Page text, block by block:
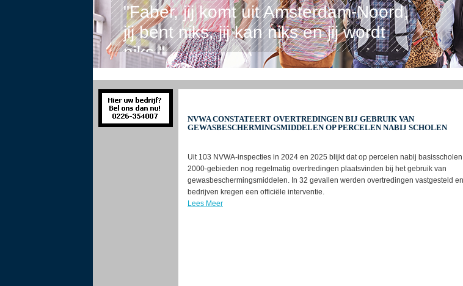
"Faber, jij komt uit Amsterdam-Noord,
jij bent niks, jij kan niks en jij wordt
niks."
NVWA CONSTATEERT OVERTREDINGEN BIJ GEBRUIK VAN
GEWASBESCHERMINGSMIDDELEN OP PERCELEN NABIJ SCHOLEN
Uit 103 NVWA-inspecties in 2024 en 2025 blijkt dat op percelen nabij
2000-gebieden nog regelmatig overtredingen plaatsvinden bij het gebruik van
gewasbeschermingsmiddelen. In 32 gevallen werden overtredingen vastgesteld
bedrijven kregen een officiële interventie.
Lees Meer